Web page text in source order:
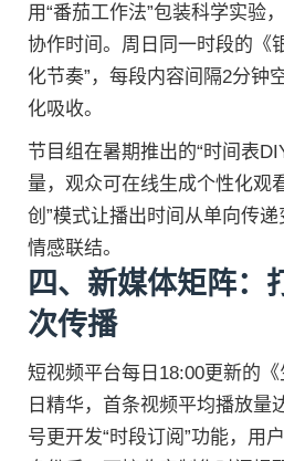
用“番茄工作法”包装科学实验
协作时间。周日同一时段的《
化节奏”，每段内容间隔2分钟
化吸收。
节目组在暑期推出的“时间表
量，观众可在线生成个性化观
创”模式让播出时间从单向传
情感联结。
四、新媒体矩阵：
次传播
短视频平台每日18:00更新的
日精华，首条视频平均播放量
号更开发“时段订阅”功能，用